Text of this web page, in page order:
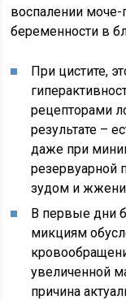
воспалении моче-
беременности в
При цистите,
рецепторами
результате –
даже при
резервуарной
зудом и
В первые дни
микциям
увеличенной
причина